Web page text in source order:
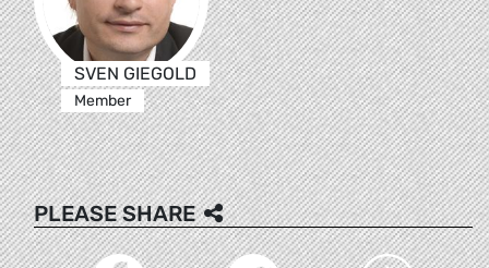
SVEN GIEGOLD
Member
PLEASE SHARE